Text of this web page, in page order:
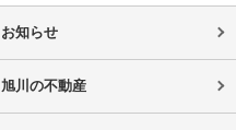
お知らせ
旭川の不動産